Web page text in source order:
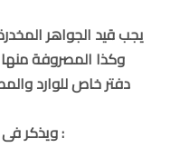
يجب قيد الجواهر
وكذا المصروفة
دفتر خاص للوارد
ويذكر فى القيد بحروف واضحة البيانات الآتية :